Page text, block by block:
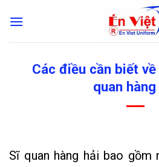
Các điều cần biết
quan hàng
Sĩ quan hàng hải bao gồm